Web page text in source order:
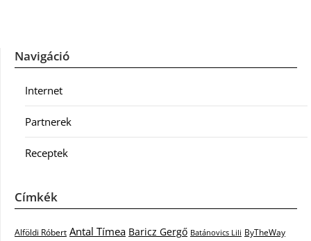
Navigáció
Internet
Partnerek
Receptek
Címkék
Alföldi Róbert Antal Tímea Baricz Gergő Batánovics Lili ByTheWay